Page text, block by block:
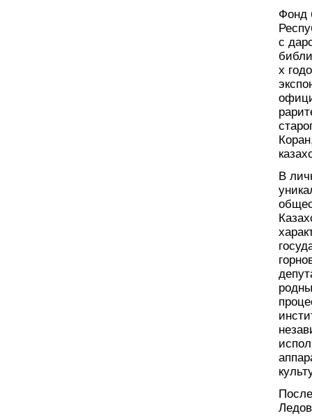
Фонд
с
х
В